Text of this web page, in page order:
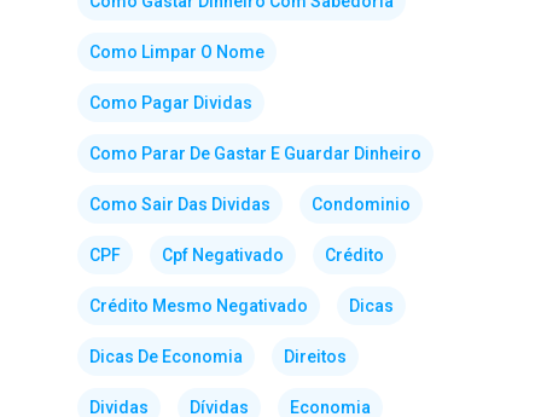
Como Limpar O Nome
Como Pagar Dividas
Como Parar De Gastar E Guardar Dinheiro
Como Sair Das Dividas Condominio
CPF Cpf Negativado Crédito
Crédito Mesmo Negativado Dicas
Dicas De Economia Direitos
Dividas Dívidas Economia